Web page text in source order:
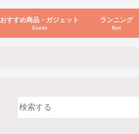
おすすめ商品・ガジェット
Goods
ランニング
Run